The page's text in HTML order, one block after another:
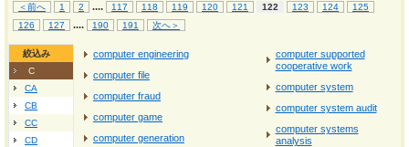
＜前へ 1 2 .... 117 118 119 120 121 122 123 124
125
126
127 .... 190 191 次へ＞
絞込み
C
CA
CB
CC
CD
computer engineering
computer file
computer fraud
computer game
computer generation
computer supported
cooperative work
computer system
computer system audit
computer systems
analysis